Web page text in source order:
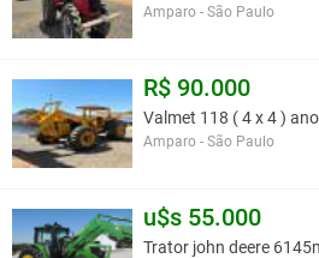
Amparo - São Paulo
R$ 90.000
Valmet 118 ( 4 x 4 )
Amparo - São Paulo
u$s 55.000
Trator john deere